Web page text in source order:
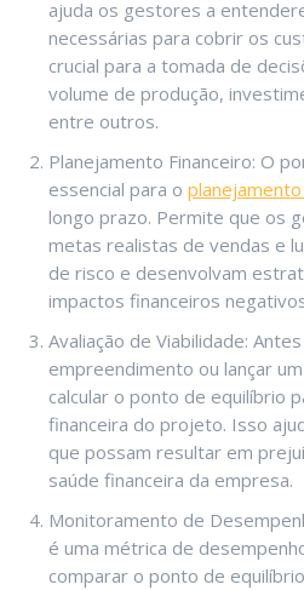
ajuda os gestores a
necessárias para cobrir os
crucial para a tomada de
volume de produção,
entre outros.
Planejamento Financeiro: O
essencial para o
longo prazo. Permite que os
metas realistas de vendas e
de risco e desenvolvam
impactos financeiros
Avaliação de Viabilidade:
empreendimento ou lançar
calcular o ponto de equilíbrio
financeira do projeto. Isso
que possam resultar em
saúde financeira da empresa.
Monitoramento de
é uma métrica de
comparar o ponto de